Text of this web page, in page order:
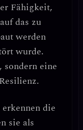
Fähigkeit,
das zu
werden
wurde.
eine
die
sie als